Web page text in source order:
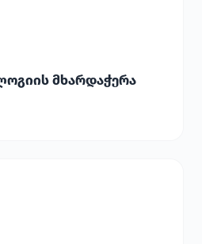
მხარდაჭერა